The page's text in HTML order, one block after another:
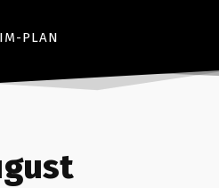
PLAN